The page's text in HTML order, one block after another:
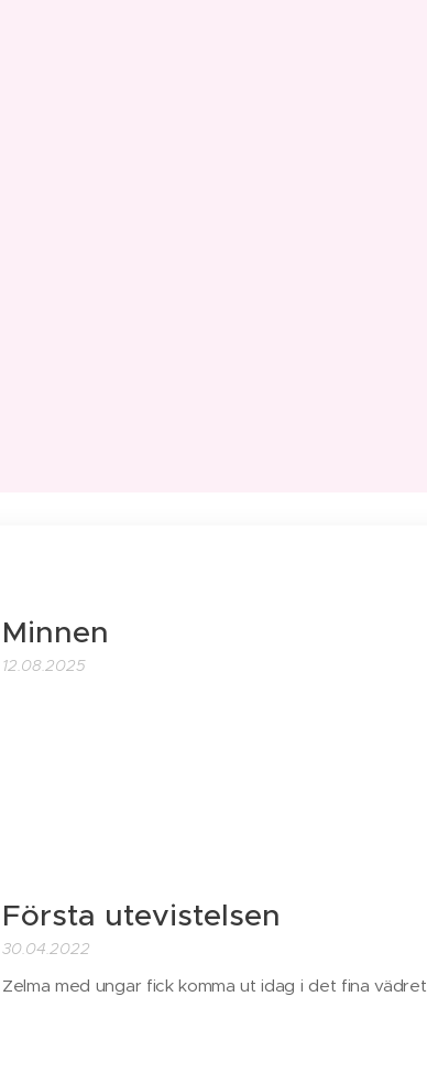
Minnen
12.08.2025
Första utevistelsen
30.04.2022
Zelma med ungar fick komma ut idag i det fina vädret